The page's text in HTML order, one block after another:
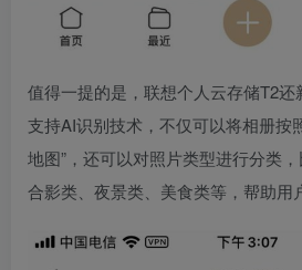
值得一提的是，联想个人云存储T2还
支持AI识别技术，不仅可以将相册按
地图”，还可以对照片类型进行分类，
合影类、夜景类、美食类等，帮助用